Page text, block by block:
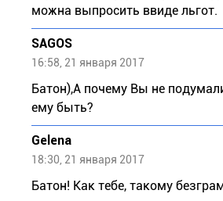
можна выпросить ввиде льгот.
SAGOS
16:58, 21 января 2017
Бaтoн),А почему Вы не
ему быть?
Gelena
18:30, 21 января 2017
Батон! Как тебе, такому